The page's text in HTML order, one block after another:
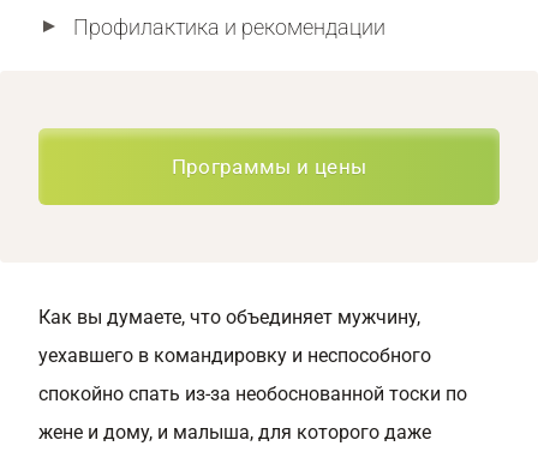
Профилактика и рекомендации
Программы и цены
Как вы думаете, что объединяет мужчину,
уехавшего в командировку и неспособного
спокойно спать из-за необоснованной тоски по
жене и дому, и малыша, для которого даже